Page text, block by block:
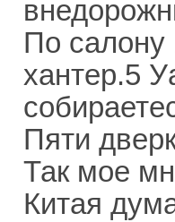
По
хантер.5
Пяти
Так мое
Китая